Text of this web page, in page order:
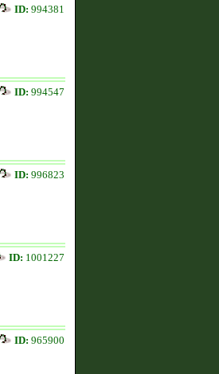
ID: 994381
ID: 994547
ID: 996823
ID: 1001227
ID: 965900